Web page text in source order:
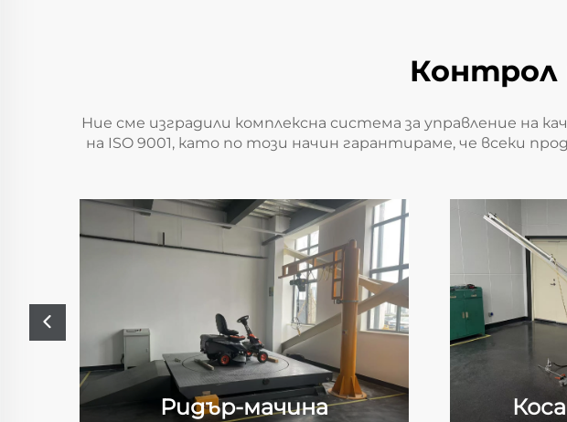
Контрол
Ние сме изградили комплексна система за управление
на ISO 9001, като по този начин гарантираме, че всеки
Ридър-мачина